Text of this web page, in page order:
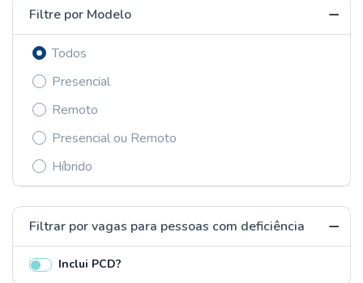
Filtre por Modelo
Todos
Presencial
Remoto
Presencial ou Remoto
Híbrido
Filtrar por vagas para pessoas com deficiência
Inclui PCD?